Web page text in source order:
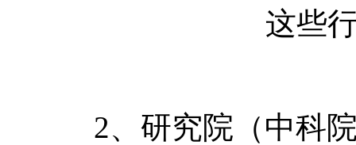
这些
2、研究院（中科院